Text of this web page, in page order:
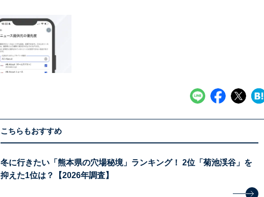
こちらもおすすめ
冬に行きたい「熊本県の穴場秘境」ランキング！ 2位「菊池渓谷」を
抑えた1位は？【2026年調査】